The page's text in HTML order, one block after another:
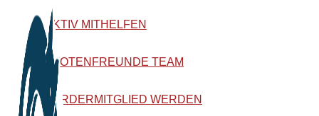
AKTIV MITHELFEN
PFOTENFREUNDE TEAM
FÖRDERMITGLIED WERDEN